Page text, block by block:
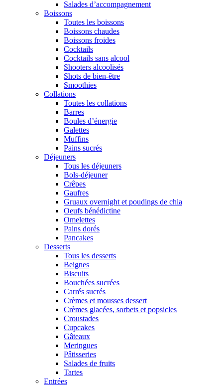
Salades d’accompagnement
Boissons
Toutes les boissons
Boissons chaudes
Boissons froides
Cocktails
Cocktails sans alcool
Shooters alcoolisés
Shots de bien-être
Smoothies
Collations
Toutes les collations
Barres
Boules d’énergie
Galettes
Muffins
Pains sucrés
Déjeuners
Tous les déjeuners
Bols-déjeuner
Crêpes
Gaufres
Gruaux overnight et poudings de chia
Oeufs bénédictine
Omelettes
Pains dorés
Pancakes
Desserts
Tous les desserts
Beignes
Biscuits
Bouchées sucrées
Carrés sucrés
Crèmes et mousses dessert
Crèmes glacées, sorbets et popsicles
Croustades
Cupcakes
Gâteaux
Meringues
Pâtisseries
Salades de fruits
Tartes
Entrées